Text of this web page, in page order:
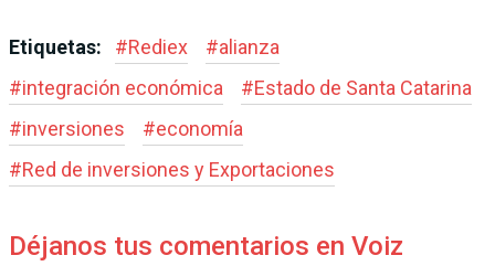
Etiquetas: #Rediex #alianza
#integración económica #Estado de Santa Catarina
#inversiones #economía
#Red de inversiones y Exportaciones
Déjanos tus comentarios en Voiz